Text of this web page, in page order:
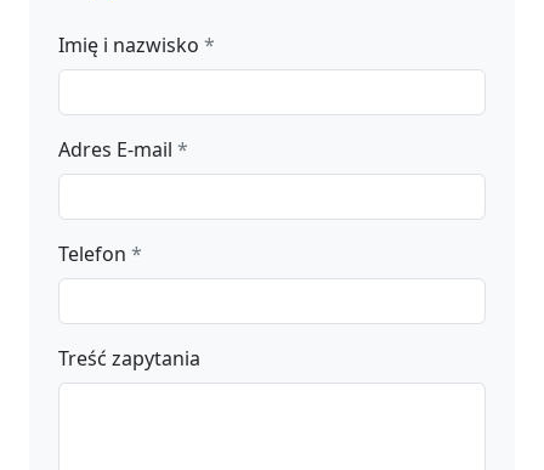
Imię i nazwisko *
Adres E-mail *
Telefon *
Treść zapytania